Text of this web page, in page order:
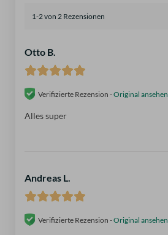
1-2 von 2 Rezensionen
Otto B.
Verifizierte Rezension -Original ansehen
Alles super
Andreas L.
Verifizierte Rezension -Original ansehen